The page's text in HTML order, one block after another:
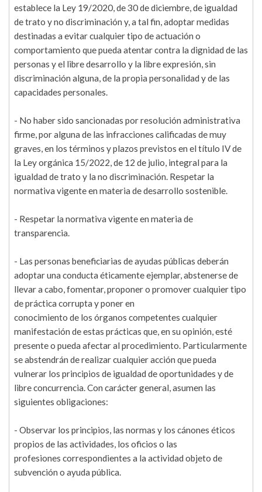
establece la Ley 19/2020, de 30 de diciembre, de igualdad
de trato y no discriminación y, a tal fin, adoptar medidas
destinadas a evitar cualquier tipo de actuación o
comportamiento que pueda atentar contra la dignidad de las
personas y el libre desarrollo y la libre expresión, sin
discriminación alguna, de la propia personalidad y de las
capacidades personales.
- No haber sido sancionadas por resolución administrativa
firme, por alguna de las infracciones calificadas de muy
graves, en los términos y plazos previstos en el título IV de
la Ley orgánica 15/2022, de 12 de julio, integral para la
igualdad de trato y la no discriminación. Respetar la
normativa vigente en materia de desarrollo sostenible.
- Respetar la normativa vigente en materia de
transparencia.
- Las personas beneficiarias de ayudas públicas deberán
adoptar una conducta éticamente ejemplar, abstenerse de
llevar a cabo, fomentar, proponer o promover cualquier tipo
de práctica corrupta y poner en
conocimiento de los órganos competentes cualquier
manifestación de estas prácticas que, en su opinión, esté
presente o pueda afectar al procedimiento. Particularmente
se abstendrán de realizar cualquier acción que pueda
vulnerar los principios de igualdad de oportunidades y de
libre concurrencia. Con carácter general, asumen las
siguientes obligaciones:
- Observar los principios, las normas y los cánones éticos
propios de las actividades, los oficios o las
profesiones correspondientes a la actividad objeto de
subvención o ayuda pública.